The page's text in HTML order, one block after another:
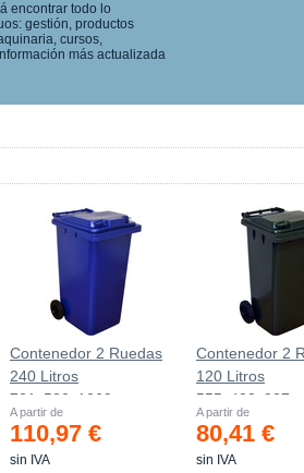
encontrar todo lo
gestión, productos
cursos,
más actualizada
Contenedor 2 Ruedas
240 Litros
721х582х1069mm
A partir de
110,97 €
sin IVA
Contenedor 2
120 Litros
A partir de
80,41 €
sin IVA